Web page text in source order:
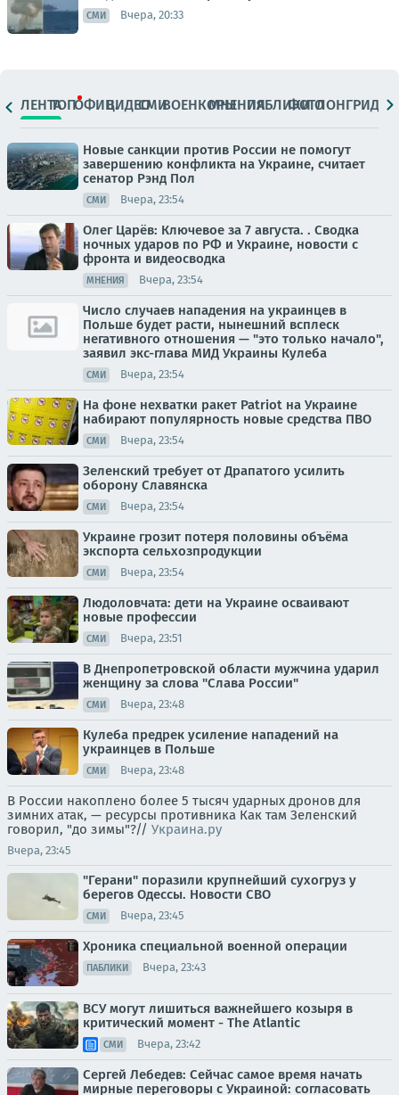
СМИ Вчера, 20:33
ЛЕНТАТОПОФИЦ.ВИДЕОСМИВОЕНКОРЫМНЕНИЯПАБЛИКИ
ФОТОЛОНГРИДЫ
Новые санкции против России не помогут
завершению конфликта на Украине, считает
сенатор Рэнд Пол
СМИ Вчера, 23:54
Олег Царёв: Ключевое за 7 августа. . Сводка
ночных ударов по РФ и Украине, новости с
фронта и видеосводка
МНЕНИЯ Вчера, 23:54
Число случаев нападения на украинцев в
Польше будет расти, нынешний всплеск
негативного отношения — "это только начало",
заявил экс-глава МИД Украины Кулеба
СМИ Вчера, 23:54
На фоне нехватки ракет Patriot на Украине
набирают популярность новые средства ПВО
СМИ Вчера, 23:54
Зеленский требует от Драпатого усилить
оборону Славянска
СМИ Вчера, 23:54
Украине грозит потеря половины объёма
экспорта сельхозпродукции
СМИ Вчера, 23:54
Людоловчата: дети на Украине осваивают
новые профессии
СМИ Вчера, 23:51
В Днепропетровской области мужчина ударил
женщину за слова "Слава России"
СМИ Вчера, 23:48
Кулеба предрек усиление нападений на
украинцев в Польше
СМИ Вчера, 23:48
В России накоплено более 5 тысяч ударных дронов для
зимних атак, — ресурсы противника Как там Зеленский
говорил, "до зимы"?// Украина.ру
Вчера, 23:45
"Герани" поразили крупнейший сухогруз у
берегов Одессы. Новости СВО
СМИ Вчера, 23:45
Хроника специальной военной операции
ПАБЛИКИ Вчера, 23:43
ВСУ могут лишиться важнейшего козыря в
критический момент - The Atlantic
СМИ Вчера, 23:42
Сергей Лебедев: Сейчас самое время начать
мирные переговоры с Украиной: согласовать